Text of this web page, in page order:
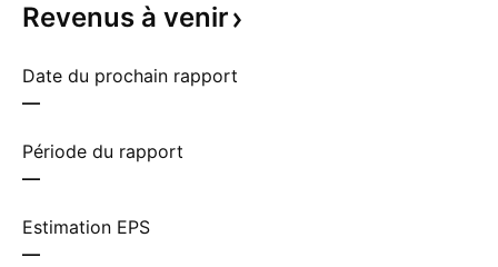
Revenus à venir
Date du prochain rapport
—
Période du rapport
—
Estimation EPS
—